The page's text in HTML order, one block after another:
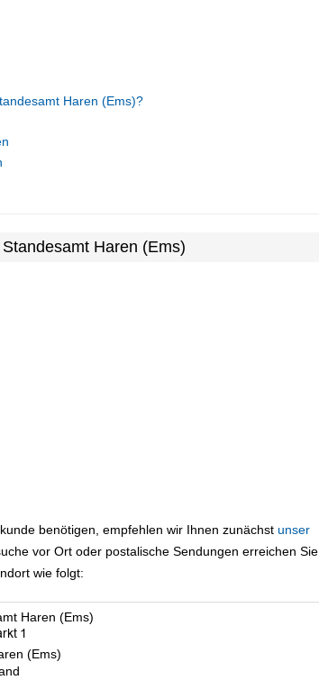
Haren (Ems)?
Haren (Ems)
benötigen, empfehlen wir Ihnen zunächst unser
vor Ort oder postalische Sendungen erreichen Sie
wie folgt:
Haren (Ems)
(Ems)